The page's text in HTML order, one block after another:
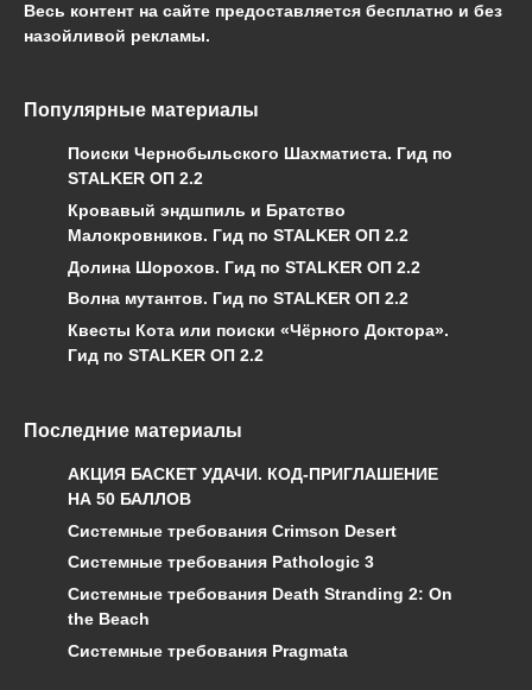
Весь контент на сайте предоставляется бесплатно и без
назойливой рекламы.
Популярные материалы
Поиски Чернобыльского Шахматиста. Гид по
STALKER ОП 2.2
Кровавый эндшпиль и Братство
Малокровников. Гид по STALKER ОП 2.2
Долина Шорохов. Гид по STALKER ОП 2.2
Волна мутантов. Гид по STALKER ОП 2.2
Квесты Кота или поиски «Чёрного Доктора».
Гид по STALKER ОП 2.2
Последние материалы
АКЦИЯ БАСКЕТ УДАЧИ. КОД-ПРИГЛАШЕНИЕ
НА 50 БАЛЛОВ
Системные требования Crimson Desert
Системные требования Pathologic 3
Системные требования Death Stranding 2: On
the Beach
Системные требования Pragmata